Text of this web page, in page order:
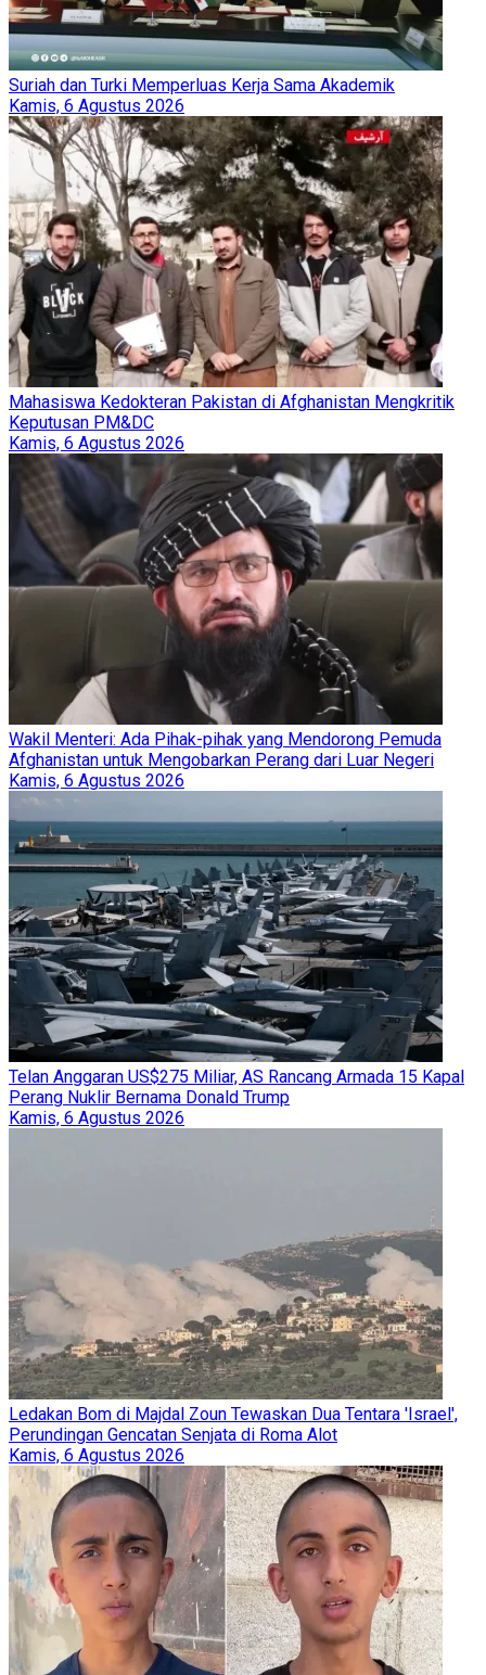
Suriah dan Turki Memperluas Kerja Sama Akademik
Kamis, 6 Agustus 2026
Mahasiswa Kedokteran Pakistan di Afghanistan Mengkritik
Keputusan PM&DC
Kamis, 6 Agustus 2026
Wakil Menteri: Ada Pihak-pihak yang Mendorong Pemuda
Afghanistan untuk Mengobarkan Perang dari Luar Negeri
Kamis, 6 Agustus 2026
Telan Anggaran US$275 Miliar, AS Rancang Armada 15 Kapal
Perang Nuklir Bernama Donald Trump
Kamis, 6 Agustus 2026
Ledakan Bom di Majdal Zoun Tewaskan Dua Tentara 'Israel',
Perundingan Gencatan Senjata di Roma Alot
Kamis, 6 Agustus 2026